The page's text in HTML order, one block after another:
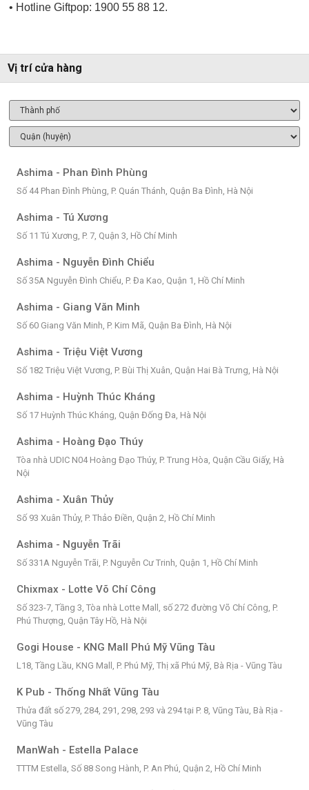
• Hotline Giftpop: 1900 55 88 12.
Vị trí cửa hàng
Ashima - Phan Đình Phùng
Số 44 Phan Đình Phùng, P. Quán Thánh, Quận Ba Đình, Hà Nội
Ashima - Tú Xương
Số 11 Tú Xương, P. 7, Quận 3, Hồ Chí Minh
Ashima - Nguyễn Đình Chiểu
Số 35A Nguyễn Đình Chiểu, P. Đa Kao, Quận 1, Hồ Chí Minh
Ashima - Giang Văn Minh
Số 60 Giang Văn Minh, P. Kim Mã, Quận Ba Đình, Hà Nội
Ashima - Triệu Việt Vương
Số 182 Triệu Việt Vương, P. Bùi Thị Xuân, Quận Hai Bà Trưng, Hà Nội
Ashima - Huỳnh Thúc Kháng
Số 17 Huỳnh Thúc Kháng, Quận Đống Đa, Hà Nội
Ashima - Hoàng Đạo Thúy
Tòa nhà UDIC N04 Hoàng Đạo Thúy, P. Trung Hòa, Quận Cầu Giấy, Hà
Nội
Ashima - Xuân Thủy
Số 93 Xuân Thủy, P. Thảo Điền, Quận 2, Hồ Chí Minh
Ashima - Nguyễn Trãi
Số 331A Nguyễn Trãi, P. Nguyễn Cư Trinh, Quận 1, Hồ Chí Minh
Chixmax - Lotte Võ Chí Công
Số 323-7, Tầng 3, Tòa nhà Lotte Mall, số 272 đường Võ Chí Công, P.
Phú Thượng, Quận Tây Hồ, Hà Nội
Gogi House - KNG Mall Phú Mỹ Vũng Tàu
L18, Tầng Lầu, KNG Mall, P. Phú Mỹ, Thị xã Phú Mỹ, Bà Rịa - Vũng Tàu
K Pub - Thống Nhất Vũng Tàu
Thửa đất số 279, 284, 291, 298, 293 và 294 tại P. 8, Vũng Tàu, Bà Rịa -
Vũng Tàu
ManWah - Estella Palace
TTTM Estella, Số 88 Song Hành, P. An Phú, Quận 2, Hồ Chí Minh